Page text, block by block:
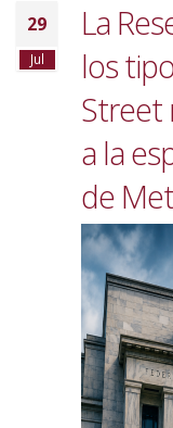
29
Jul
La
los
Street
a la
de